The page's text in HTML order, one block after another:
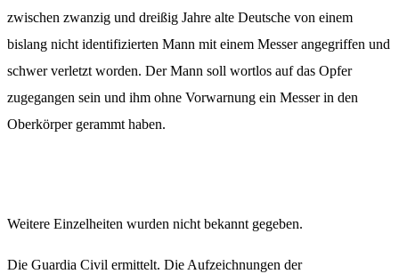
zwischen zwanzig und dreißig Jahre alte Deutsche von einem
bislang nicht identifizierten Mann mit einem Messer angegriffen und
schwer verletzt worden. Der Mann soll wortlos auf das Opfer
zugegangen sein und ihm ohne Vorwarnung ein Messer in den
Oberkörper gerammt haben.
Weitere Einzelheiten wurden nicht bekannt gegeben.
Die Guardia Civil ermittelt. Die Aufzeichnungen der